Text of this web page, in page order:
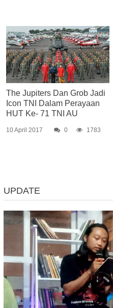
The Jupiters Dan Grob Jadi
Icon TNI Dalam Perayaan
HUT Ke- 71 TNI AU
10 April 2017 0 1783
UPDATE